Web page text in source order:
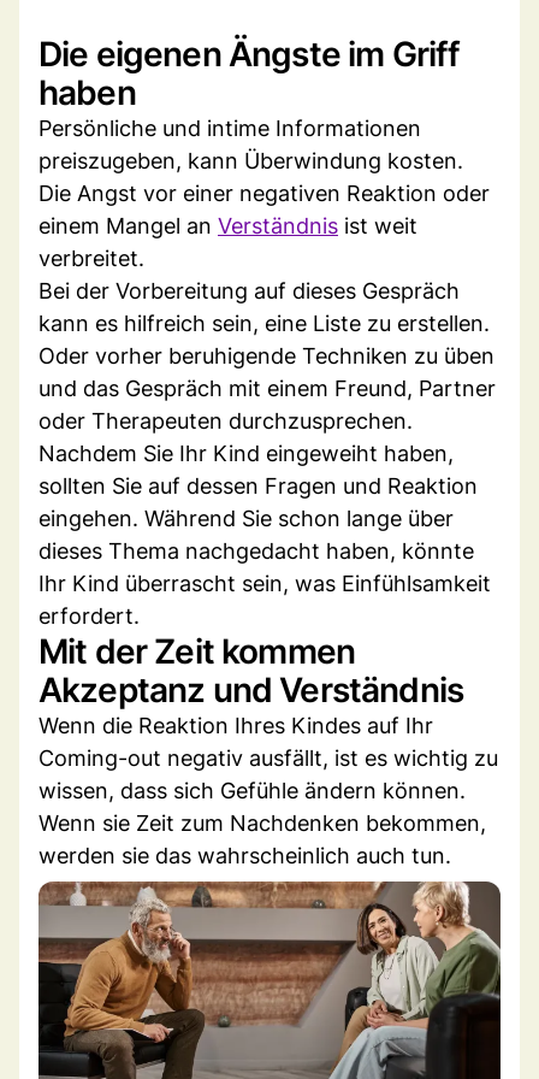
Die eigenen Ängste im Griff
haben
Persönliche und intime Informationen
preiszugeben, kann Überwindung kosten.
Die Angst vor einer negativen Reaktion oder
einem Mangel an Verständnis ist weit
verbreitet.
Bei der Vorbereitung auf dieses Gespräch
kann es hilfreich sein, eine Liste zu erstellen.
Oder vorher beruhigende Techniken zu üben
und das Gespräch mit einem Freund, Partner
oder Therapeuten durchzusprechen.
Nachdem Sie Ihr Kind eingeweiht haben,
sollten Sie auf dessen Fragen und Reaktion
eingehen. Während Sie schon lange über
dieses Thema nachgedacht haben, könnte
Ihr Kind überrascht sein, was Einfühlsamkeit
erfordert.
Mit der Zeit kommen
Akzeptanz und Verständnis
Wenn die Reaktion Ihres Kindes auf Ihr
Coming-out negativ ausfällt, ist es wichtig zu
wissen, dass sich Gefühle ändern können.
Wenn sie Zeit zum Nachdenken bekommen,
werden sie das wahrscheinlich auch tun.